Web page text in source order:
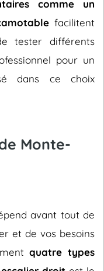
comme un
facilitent
tester différents
pour un
dans ce choix
Monte-
avant tout de
et de vos besoins
quatre types